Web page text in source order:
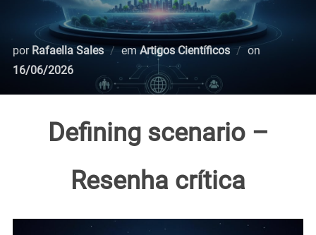
por Rafaella Sales emArtigos Científicos onPostado
16/06/2026
Defining scenario –
Resenha crítica